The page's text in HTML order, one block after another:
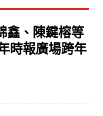
鑫、陳鍵榕等
時報廣場跨年